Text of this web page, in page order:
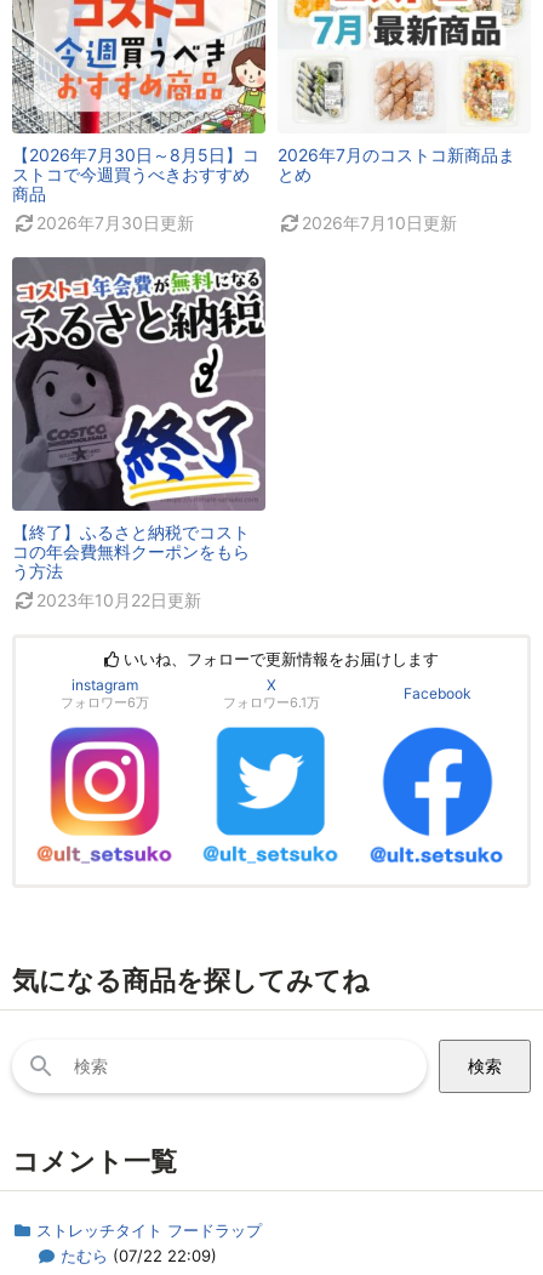
【2026年7月30日～8月5日】コ
ストコで今週買うべきおすすめ
商品
2026年7月30日更新
2026年7月のコストコ新商品ま
とめ
2026年7月10日更新
【終了】ふるさと納税でコスト
コの年会費無料クーポンをもら
う方法
2023年10月22日更新
いいね、フォローで更新情報をお届けします
instagram
フォロワー6万
X
フォロワー6.1万
Facebook
気になる商品を探してみてね
索:
コメント一覧
ストレッチタイト フードラップ
たむら (07/22 22:09)